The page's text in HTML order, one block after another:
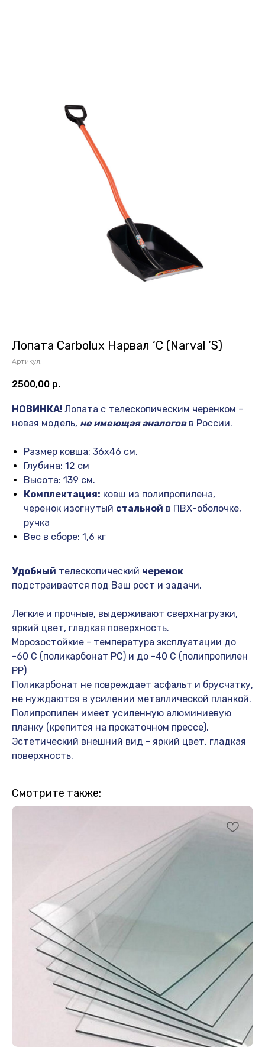
Лопата Carbolux Нарвал ‘С (Narval ‘S)
Артикул:
2500,00 р.
НОВИНКА! Лопата с телескопическим черенком –
новая модель, не имеющая аналоговв России.
Размер ковша: 36х46 см,
Глубина: 12 см
Высота: 139 см.
Комплектация: ковш из полипропилена,
черенок изогнутый стальной в ПВХ-оболочке,
ручка
Вес в сборе: 1,6 кг
Удобный телескопический черенок
подстраивается под Ваш рост и задачи.
Легкие и прочные, выдерживают сверхнагрузки,
яркий цвет, гладкая поверхность.
Морозостойкие - температура эксплуатации до
-60 С (поликарбонат PC) и до -40 С (полипропилен
PP)
Поликарбонат не повреждает асфальт и брусчатку,
не нуждаются в усилении металлической планкой.
Полипропилен имеет усиленную алюминиевую
планку (крепится на прокаточном прессе).
Эстетический внешний вид - яркий цвет, гладкая
поверхность.
Смотрите также:
Каталог
Теплицы
Комплектующие
Каталог